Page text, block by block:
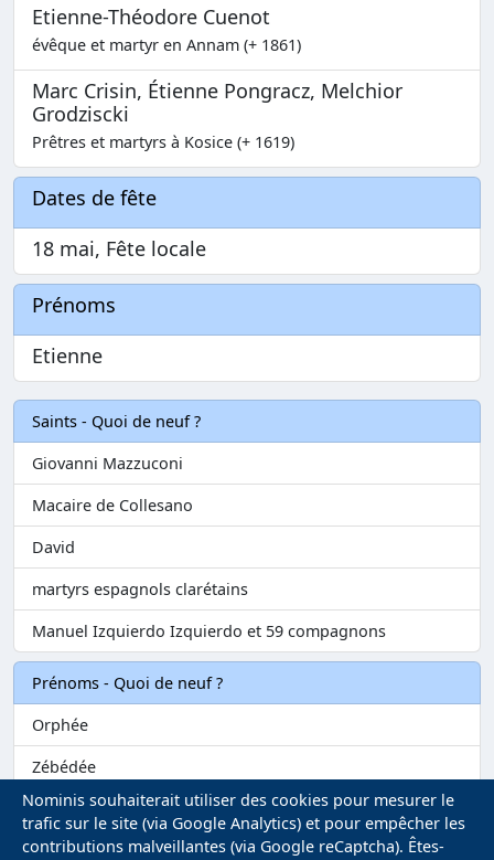
Etienne-Théodore Cuenot
évêque et martyr en Annam (+ 1861)
Marc Crisin, Étienne Pongracz, Melchior
Grodziscki
Prêtres et martyrs à Kosice (+ 1619)
Dates de fête
18 mai, Fête locale
Prénoms
Etienne
Saints - Quoi de neuf ?
Giovanni Mazzuconi
Macaire de Collesano
David
martyrs espagnols clarétains
Manuel Izquierdo Izquierdo et 59 compagnons
Prénoms - Quoi de neuf ?
Orphée
Zébédée
Melvil
Matilin
Nominis souhaiterait utiliser des cookies pour mesurer le
trafic sur le site (via Google Analytics) et pour empêcher les
contributions malveillantes (via Google reCaptcha). Êtes-